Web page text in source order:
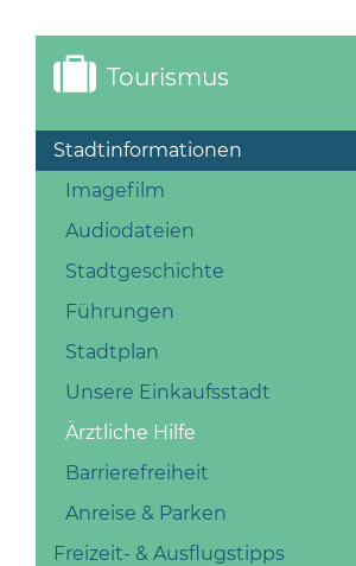
Tourismus
Stadtinformationen
Imagefilm
Audiodateien
Stadtgeschichte
Führungen
Stadtplan
Unsere Einkaufsstadt
Ärztliche Hilfe
Barrierefreiheit
Anreise & Parken
Freizeit- & Ausflugstipps